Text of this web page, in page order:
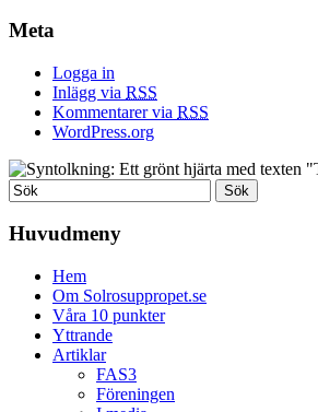
Meta
Logga in
Inlägg via RSS
Kommentarer via RSS
WordPress.org
Huvudmeny
Hem
Om Solrosuppropet.se
Våra 10 punkter
Yttrande
Artiklar
FAS3
Föreningen